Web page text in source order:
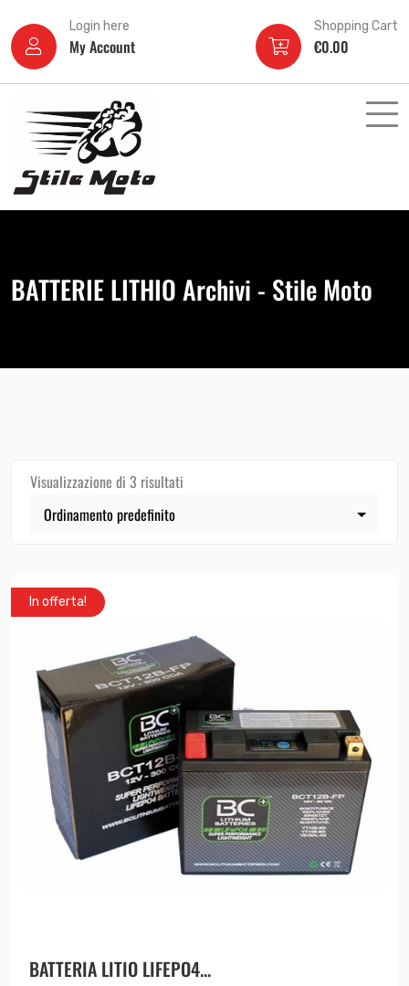
Login here
My Account
Shopping Cart
€0.00
BATTERIE LITHIO Archivi - Stile Moto
Visualizzazione di 3 risultati
In offerta!
BATTERIA LITIO LIFEPO4...